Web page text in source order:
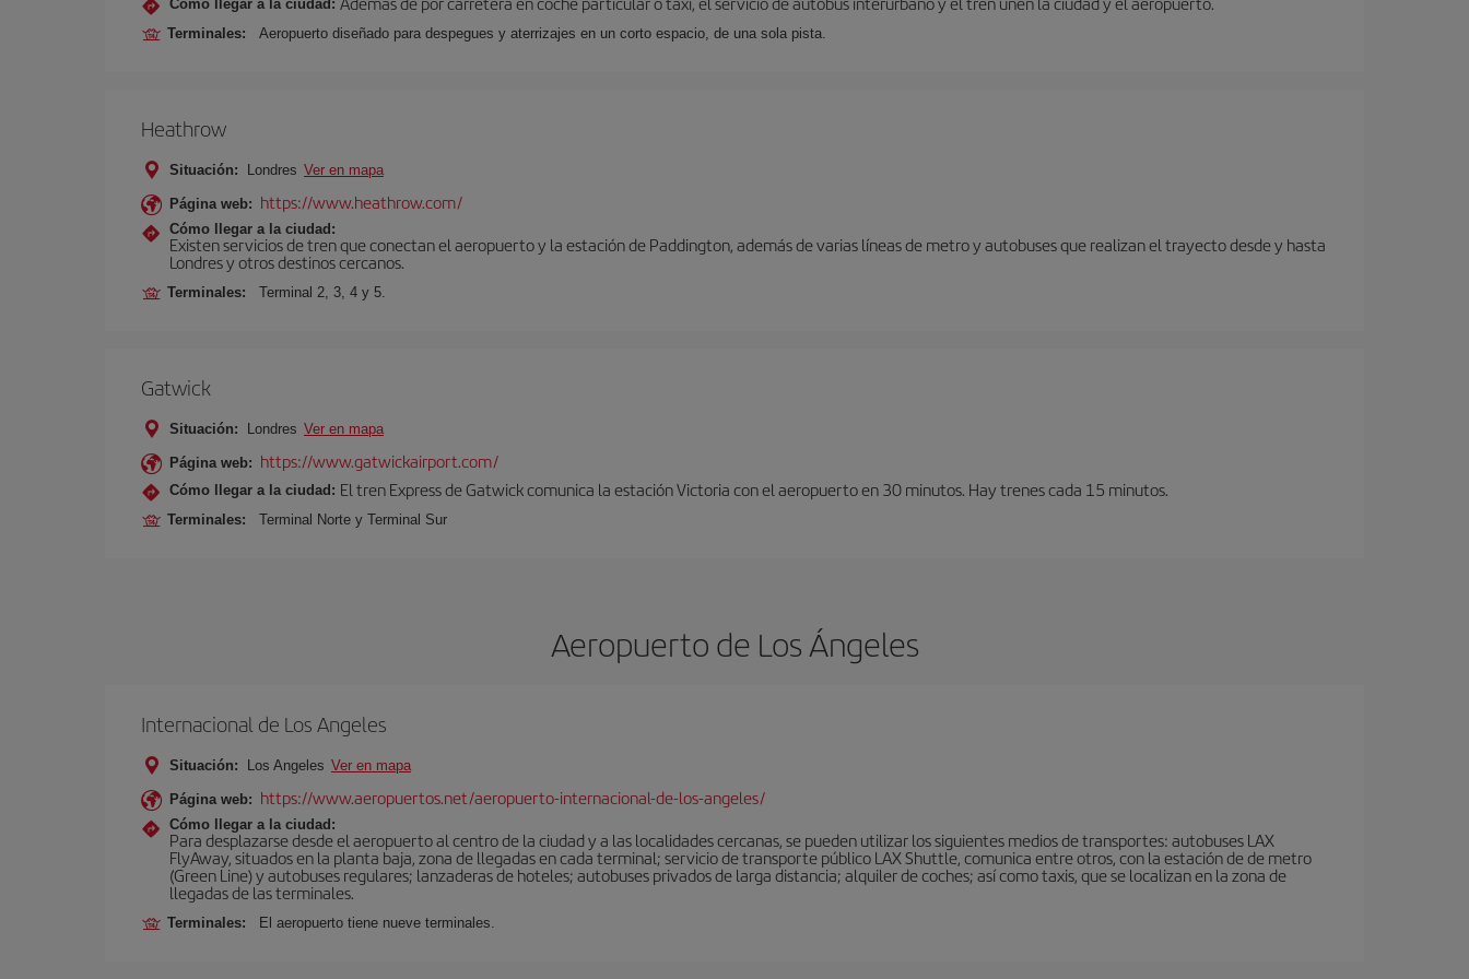
Cómo llegar a la ciudad:
Terminales: Aeropuerto diseñado para despegues y aterrizajes en un corto espacio, de una sola pista.
Heathrow
Situación: Londres Ver en mapa
Página web: https://www.heathrow.com/
Cómo llegar a la ciudad:
Existen servicios de tren que conectan el aeropuerto y la estación de Paddington, además de varias líneas de metro y autobuses que realizan el trayecto desde y hasta
Londres y otros destinos cercanos.
Terminales: Terminal 2, 3, 4 y 5.
Gatwick
Situación: Londres Ver en mapa
Página web: https://www.gatwickairport.com/
Cómo llegar a la ciudad: El tren Express de Gatwick comunica la estación Victoria con el aeropuerto en 30 minutos. Hay trenes cada 15 minutos.
Terminales: Terminal Norte y Terminal Sur
Aeropuerto de Los Ángeles
Internacional de Los Angeles
Situación: Los Angeles Ver en mapa
Página web: https://www.aeropuertos.net/aeropuerto-internacional-de-los-angeles/
Cómo llegar a la ciudad:
Para desplazarse desde el aeropuerto al centro de la ciudad y a las localidades cercanas, se pueden utilizar los siguientes medios de transportes: autobuses LAX
FlyAway, situados en la planta baja, zona de llegadas en cada terminal; servicio de transporte público LAX Shuttle, comunica entre otros, con la estación de de metro
(Green Line) y autobuses regulares; lanzaderas de hoteles; autobuses privados de larga distancia; alquiler de coches; así como taxis, que se localizan en la zona de
llegadas de las terminales.
Terminales: El aeropuerto tiene nueve terminales.